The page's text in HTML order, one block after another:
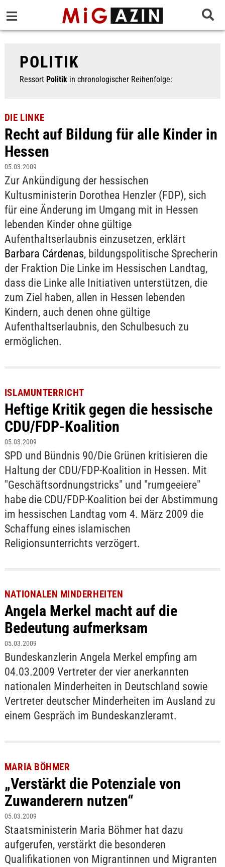
POLITIK
Ressort Politikin chronologischer Reihenfolge:
DIE LINKE
Recht auf Bildung für alle Kinder in
Hessen
05.03.2009
Zur Ankündigung der hessischen
Kultusministerin Dorothea Henzler (FDP), sich
für eine Änderung im Umgang mit in Hessen
lebenden Kinder ohne gültige
Aufenthaltserlaubnis einzusetzen, erklärt
Barbara Cárdenas, bildungspolitische Sprecherin
der Fraktion Die Linke im Hessischen Landtag,
dass die Linke alle Initiativen unterstützen, die
zum Ziel haben, allen in Hessen lebenden
Kindern, auch denen ohne gültige
Aufenthaltserlaubnis, den Schulbesuch zu
ermöglichen.
ISLAMUNTERRICHT
Heftige Kritik gegen die hessische
CDU/FDP-Koalition
05.03.2009
SPD und Bündnis 90/Die Grünen kritisieren die
Haltung der CDU/FDP-Koalition in Hessen. Mit
"Geschäftsordnungstricks" und "rumgeeiere"
habe die CDU/FDP-Koalition bei der Abstimmung
im hessischen Landtag vom 4. März 2009 die
Schaffung eines islamischen
Religionsunterrichts verzögert.
NATIONALEN MINDERHEITEN
Angela Merkel macht auf die
Bedeutung aufmerksam
05.03.2009
Bundeskanzlerin Angela Merkel empfing am
04.03.2009 Vertreter der vier anerkannten
nationalen Minderheiten in Deutschland sowie
Vertreter deutscher Minderheiten im Ausland zu
einem Gespräch im Bundeskanzleramt.
MARIA BÖHMER
„Verstärkt die Potenziale von
Zuwanderern nutzen“
05.03.2009
Staatsministerin Maria Böhmer hat dazu
aufgerufen, verstärkt die besonderen
Qualifikationen von Migrantinnen und Migranten